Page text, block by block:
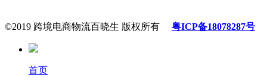
©2019 跨境电商物流百晓生 版权所有 粤ICP备18078287号
首页